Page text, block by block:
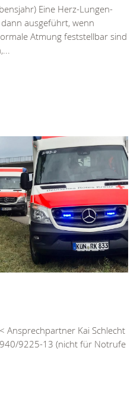
Eine Herz-Lungen-
ausgeführt, wenn
Atmung feststellbar sind
Ansprechpartner Kai Schlecht
9225-13 (nicht für Notrufe